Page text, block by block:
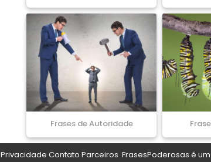
Frases de Autoridade
Privacidade Contato Parceiros FrasesPoderosas é